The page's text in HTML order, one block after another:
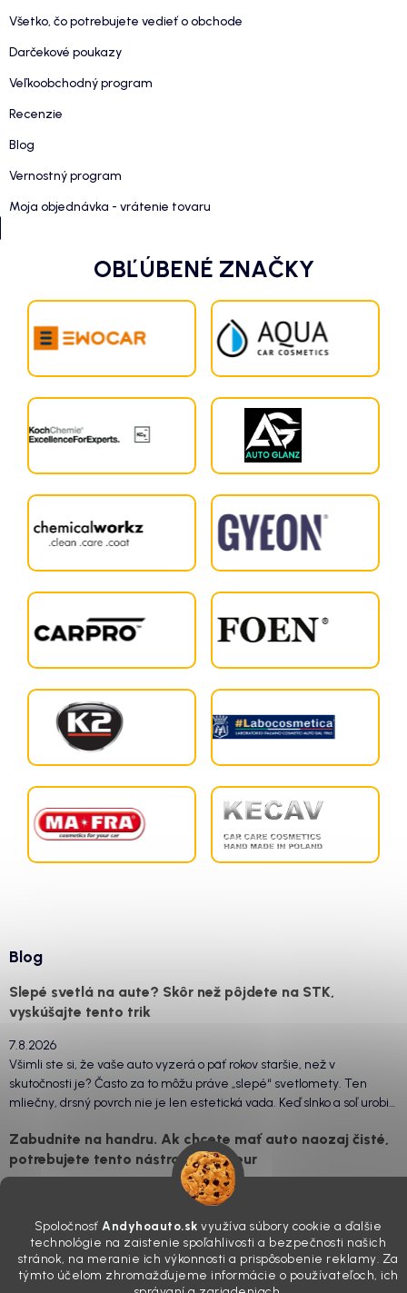
Spoločnosť Andyhoauto.sk využíva súbory cookie a ďalšie
technológie na zaistenie spoľahlivosti a bezpečnosti našich
stránok, na meranie ich výkonnosti a prispôsobenie reklamy. Za
týmto účelom zhromažďujeme informácie o používateľoch, ich
Všetko, čo potrebujete vedieť o obchode
Darčekové poukazy
Veľkoobchodný program
Recenzie
Blog
Vernostný program
Moja objednávka - vrátenie tovaru
OBĽÚBENÉ ZNAČKY
Blog
Slepé svetlá na aute? Skôr než pôjdete na STK,
vyskúšajte tento trik
7.8.2026
Všimli ste si, že vaše auto vyzerá o päť rokov staršie, než v
skutočnosti je? Často za to môžu práve „slepé“ svetlomety. Ten
mliečny, drsný povrch nie je len estetická vada. Keď slnko a soľ urobia
Zabudnite na handru. Ak chcete mať auto naozaj čisté,
potrebujete tento nástroj za pár eur
„upratanom“ aute, no pri pohľade na palubnú dosku vás ide poraziť. V
mriežkach ventilácie, okolo tlačidiel a v švíkoch sedačiek na vás stále
drzo pozerá prach. Handra ani vysávač tam jednodu...
Detailing nemusí stáť výplatu: 5 kúskov autokozmetiky,